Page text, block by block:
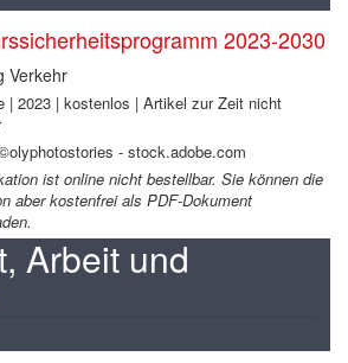
2023-2030
Verkehr
| 2023 | kostenlos | Artikel zur Zeit nicht
- stock.adobe.com
ist online nicht bestellbar. Sie können die
aber kostenfrei als PDF-Dokument
Arbeit und